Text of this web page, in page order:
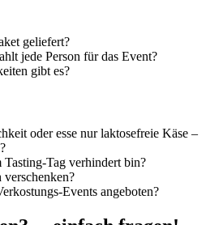
geliefert?
jede Person für das Event?
gibt es?
oder esse nur laktosefreie Käse –
Tasting-Tag verhindert bin?
Events angeboten?